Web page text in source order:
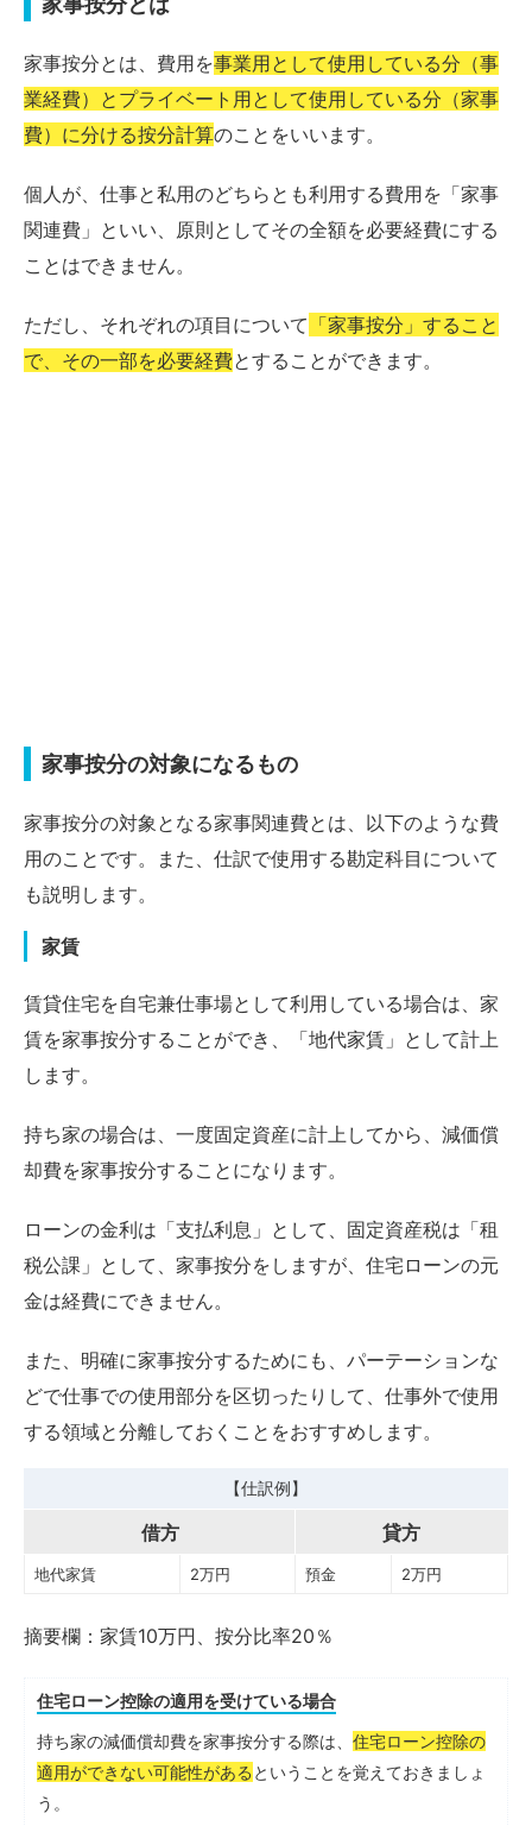
家事按分とは、費用を事業用として使用している分（事
業経費）とプライベート用として使用している分（家事
費）に分ける按分計算のことをいいます。
個人が、仕事と私用のどちらとも利用する費用を「家事
関連費」といい、原則としてその全額を必要経費にする
ことはできません。
ただし、それぞれの項目について 「家事按分」すること
で、その一部を必要経費とすることができます。
家事按分の対象になるもの
家事按分の対象となる家事関連費とは、以下のような費
用のことです。また、仕訳で使用する勘定科目について
も説明します。
家賃
賃貸住宅を自宅兼仕事場として利用している場合は、家
賃を家事按分することができ、「地代家賃」として計上
します。
持ち家の場合は、一度固定資産に計上してから、減価償
却費を家事按分することになります。
ローンの金利は「支払利息」として、固定資産税は「租
税公課」として、家事按分をしますが、住宅ローンの元
金は経費にできません。
また、明確に家事按分するためにも、パーテーションな
どで仕事での使用部分を区切ったりして、仕事外で使用
する領域と分離しておくことをおすすめします。
【仕訳例】
借方 貸方
地代家賃 2万円 預金 2万円
摘要欄：家賃10万円、按分比率20％
住宅ローン控除の適用を受けている場合
持ち家の減価償却費を家事按分する際は、 住宅ローン控除の
適用ができない可能性がある ということを覚えておきましょ
う。